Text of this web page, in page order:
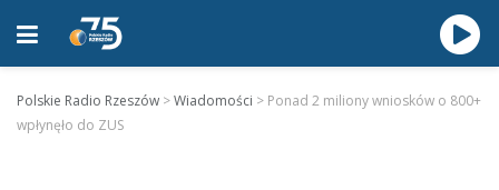
Polskie Radio Rzeszów >Wiadomości > Ponad 2 miliony wniosków o 800+
wpłynęło do ZUS